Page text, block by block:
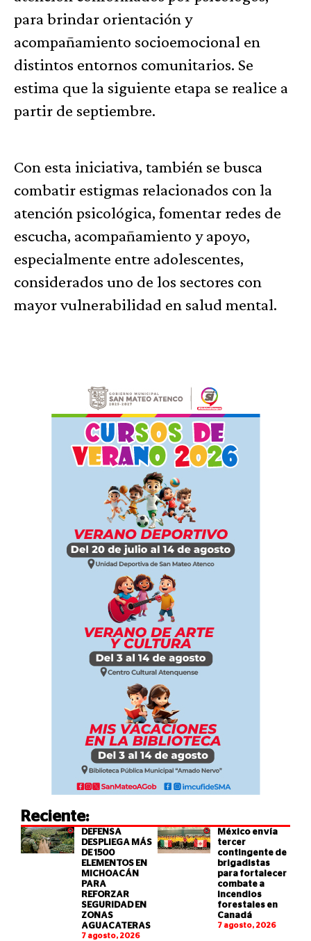
para brindar orientación y
acompañamiento socioemocional en
distintos entornos comunitarios. Se
estima que la siguiente etapa se realice a
partir de septiembre.
Con esta iniciativa, también se busca
combatir estigmas relacionados con la
atención psicológica, fomentar redes de
escucha, acompañamiento y apoyo,
especialmente entre adolescentes,
considerados uno de los sectores con
mayor vulnerabilidad en salud mental.
Reciente:
DEFENSA
DESPLIEGA MÁS
DE 1500
ELEMENTOS EN
MICHOACÁN
PARA
REFORZAR
SEGURIDAD EN
ZONAS
AGUACATERAS
7 agosto, 2026
México envía
tercer
contingente de
brigadistas
para fortalecer
combate a
incendios
forestales en
Canadá
7 agosto, 2026